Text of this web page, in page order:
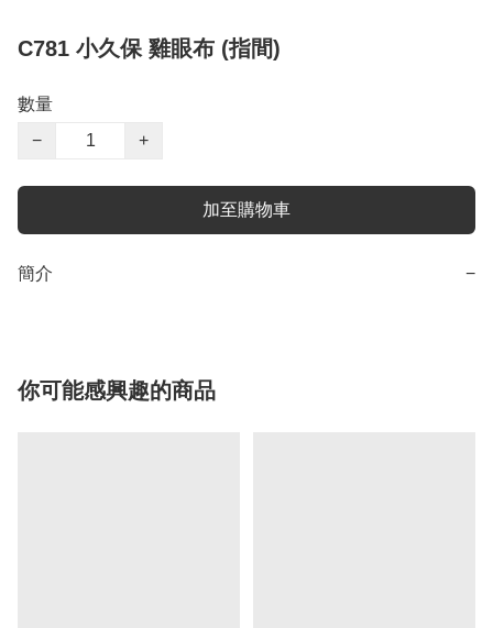
C781 小久保 雞眼布 (指間)
數量
−
+
加至購物車
簡介 −
你可能感興趣的商品